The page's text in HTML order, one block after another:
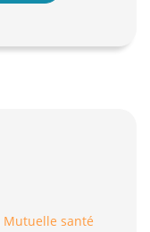
Mutuelle santé